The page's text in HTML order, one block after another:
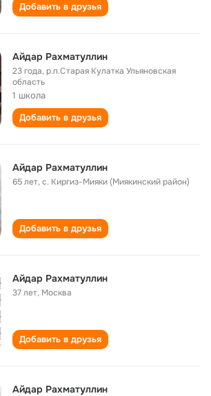
Добавить в друзья
Айдар Рахматуллин
23 года,р.п.Старая Кулатка Ульяновская
область
1 школа
Добавить в друзья
Айдар Рахматуллин
65 лет,с. Киргиз-Мияки (Миякинский район)
Добавить в друзья
Айдар Рахматуллин
37 лет, Москва
Добавить в друзья
Айдар Рахматуллин